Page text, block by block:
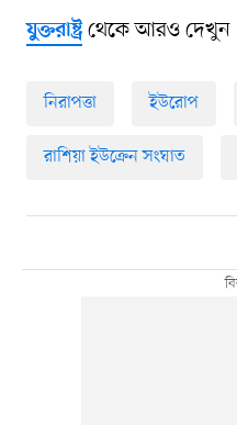
যুক্তরাষ্ট্রথেকে আরও দেখুন
নিরাপত্তা ইউরোপ
রাশিয়া ইউক্রেন সংঘাত